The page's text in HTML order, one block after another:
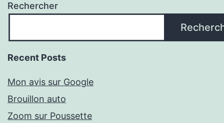
Rechercher
Recent Posts
Mon avis sur Google
Brouillon auto
Zoom sur Poussette